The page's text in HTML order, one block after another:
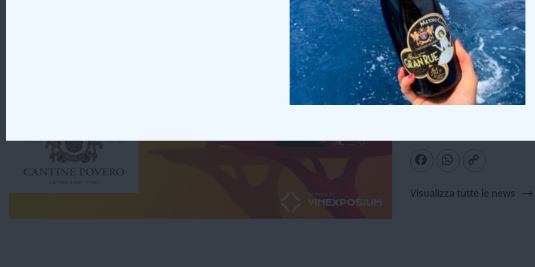
Sarà un’occasione unica
brindare insieme alla
Prenota un
Scrivici in privato o inviaci
incontro e approfondire le
FacebookWhatsApp
Visualizza tutte le news